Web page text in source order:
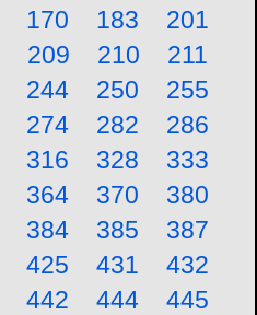
170 183
201
209 210
211
244 250
255
274 282
286
316 328
333
364 370
380
384 385
387
425 431
432
442 444
445